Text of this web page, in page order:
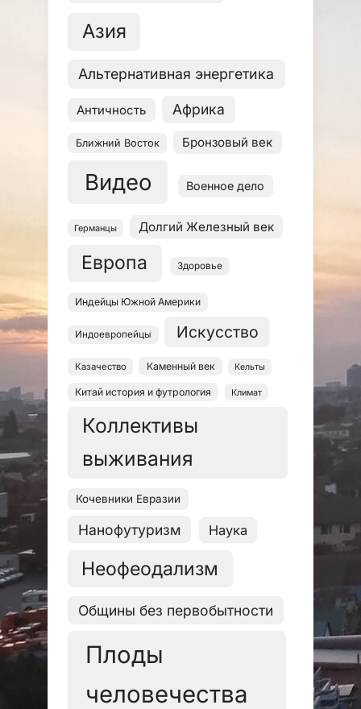
Азия
Альтернативная энергетика
Античность Африка
Ближний Восток Бронзовый век
Видео Военное дело
Германцы Долгий Железный век
Европа Здоровье
Индейцы Южной Америки
Индоевропейцы Искусство
Казачество Каменный век Кельты
Китай история и футрология Климат
Коллективы
выживания
Кочевники Евразии
Нанофутуризм Наука
Неофеодализм
Общины без первобытности
Плоды
человечества